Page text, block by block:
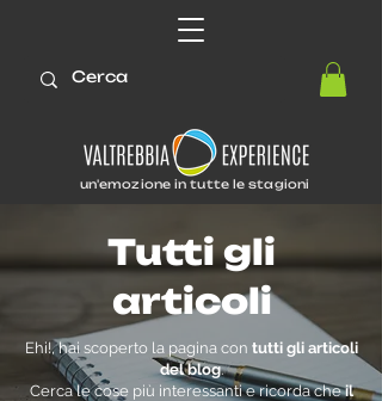
un'emozione in tutte le stagioni
Tutti gli
articoli
Ehi!, hai scoperto la pagina con tutti gli articoli
del blog.
Cerca le cose più interessanti e ricorda cheil